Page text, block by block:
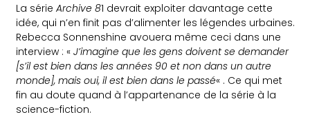
La sérieArchive 81 devrait exploiter davantage cette
idée, qui n’en finit pas d’alimenter les légendes urbaines.
Rebecca Sonnenshine avouera même ceci dans une
interview : «J’imagine que les gens doivent se demander
[s’il est bien dans les années 90 et non dans un autre
monde], mais oui, il est bien dans le passé« . Ce qui met
fin au doute quand à l’appartenance de la série à la
science-fiction.